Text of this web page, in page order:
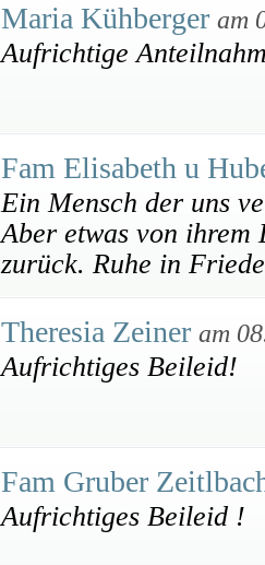
Maria Kühberger am
Aufrichtige
Fam Elisabeth u
Ein Mensch der uns
Aber etwas von ihrem
zurück. Ruhe in
Theresia Zeiner am
Aufrichtiges Beileid!
Fam Gruber
Aufrichtiges Beileid !